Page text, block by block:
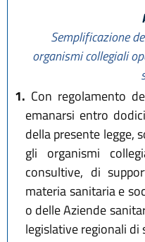
Semplificazione
organismi collegiali
1. Con regolamento
emanarsi entro
della presente legge,
gli organismi
consultive, di
materia sanitaria e
o delle Aziende
legislative regionali di